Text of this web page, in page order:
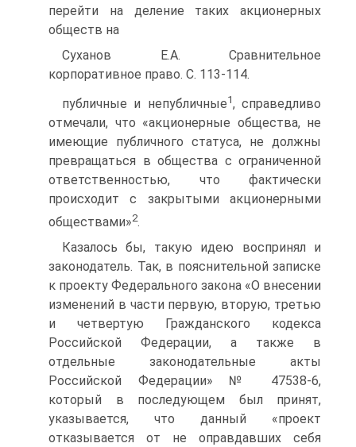
перейти на деление таких акционерных
обществ на
Суханов Е.А. Сравнительное
корпоративное право. С. 113-114.
публичные и непубличные1, справедливо
отмечали, что «акционерные общества, не
имеющие публичного статуса, не должны
превращаться в общества с ограниченной
ответственностью, что фактически
происходит с закрытыми акционерными
обществами»2.
Казалось бы, такую идею воспринял и
законодатель. Так, в пояснительной записке
к проекту Федерального закона «О внесении
изменений в части первую, вторую, третью
и четвертую Гражданского кодекса
Российской Федерации, а также в
отдельные законодательные акты
Российской Федерации» № 47538-6,
который в последующем был принят,
указывается, что данный «проект
отказывается от не оправдавших себя